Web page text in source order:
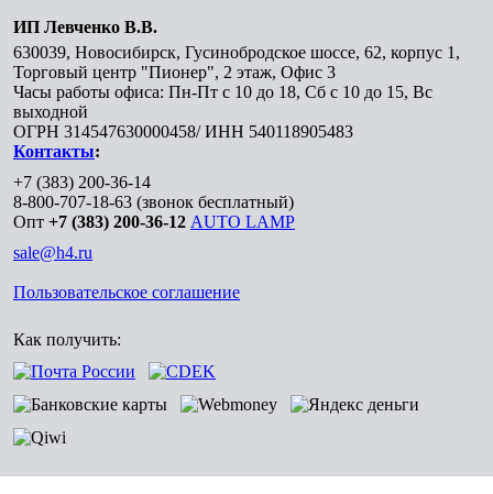
ИП Левченко В.В.
630039, Новосибирск, Гусинобродское шоссе, 62, корпус 1,
Торговый центр "Пионер", 2 этаж, Офис 3
Часы работы офиса: Пн-Пт с 10 до 18, Сб с 10 до 15, Вс
выходной
ОГРН 314547630000458/ ИНН 540118905483
Контакты:
+7 (383) 200-36-14
8-800-707-18-63 (звонок бесплатный)
Опт +7 (383) 200-36-12 AUTO LAMP
sale@h4.ru
Пользовательское соглашение
Как получить: